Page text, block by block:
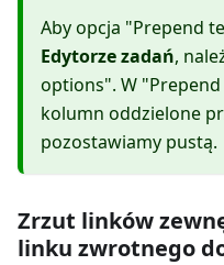
Aby opcja "Prepend
Edytorze zadań,
options". W
kolumn oddzielone
pozostawiamy pustą.
Zrzut linków
linku zwrotnego